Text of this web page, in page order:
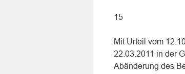
15
Mit Urteil vom
22.03.2011 in der
Abänderung des